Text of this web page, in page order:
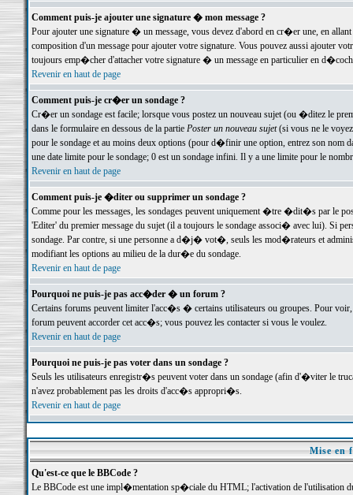
Comment puis-je ajouter une signature � mon message ?
Pour ajouter une signature � un message, vous devez d'abord en cr�er une, en
composition d'un message pour ajouter votre signature. Vous pouvez aussi ajouter
toujours emp�cher d'attacher votre signature � un message en particulier en
Revenir en haut de page
Comment puis-je cr�er un sondage ?
Cr�er un sondage est facile; lorsque vous postez un nouveau sujet (ou �ditez le
dans le formulaire en dessous de la partie Poster un nouveau sujet(si vous ne le voyez
pour le sondage et au moins deux options (pour d�finir une option, entrez son nom
une date limite pour le sondage; 0 est un sondage infini. Il y a une limite pour le
Revenir en haut de page
Comment puis-je �diter ou supprimer un sondage ?
Comme pour les messages, les sondages peuvent uniquement �tre �dit�s par le
'Editer' du premier message du sujet (il a toujours le sondage associ� avec lui). Si
sondage. Par contre, si une personne a d�j� vot�, seuls les mod�rateurs et
modifiant les options au milieu de la dur�e du sondage.
Revenir en haut de page
Pourquoi ne puis-je pas acc�der � un forum ?
Certains forums peuvent limiter l'acc�s � certains utilisateurs ou groupes. Pour
forum peuvent accorder cet acc�s; vous pouvez les contacter si vous le voulez.
Revenir en haut de page
Pourquoi ne puis-je pas voter dans un sondage ?
Seuls les utilisateurs enregistr�s peuvent voter dans un sondage (afin d'�viter le
n'avez probablement pas les droits d'acc�s appropri�s.
Revenir en haut de page
Mise en
Qu'est-ce que le BBCode ?
Le BBCode est une impl�mentation sp�ciale du HTML; l'activation de l'utilisation